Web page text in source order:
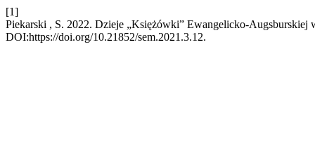
[1]
Piekarski , S. 2022. Dzieje „Księżówki” Ewangelicko-Augsburskiej
DOI:https://doi.org/10.21852/sem.2021.3.12.